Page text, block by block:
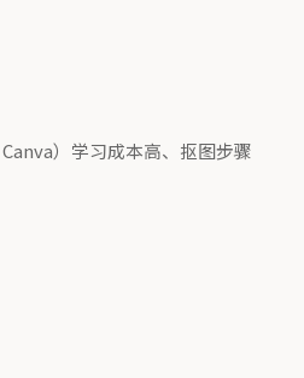
）学习成本高、抠图步骤